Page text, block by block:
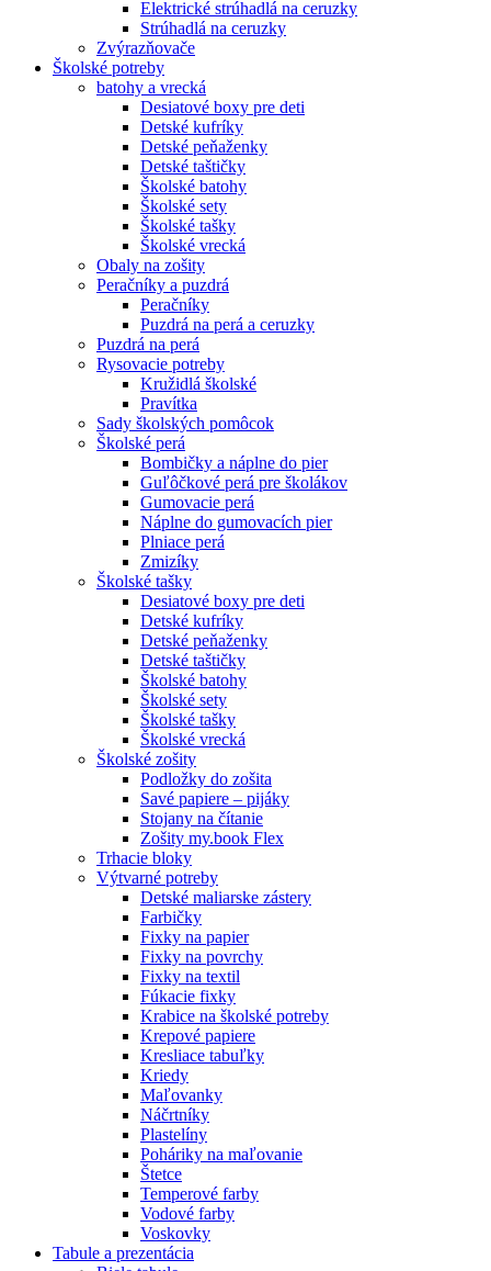
Elektrické strúhadlá na ceruzky
Strúhadlá na ceruzky
Zvýrazňovače
Školské potreby
batohy a vrecká
Desiatové boxy pre deti
Detské kufríky
Detské peňaženky
Detské taštičky
Školské batohy
Školské sety
Školské tašky
Školské vrecká
Obaly na zošity
Peračníky a puzdrá
Peračníky
Puzdrá na perá a ceruzky
Puzdrá na perá
Rysovacie potreby
Kružidlá školské
Pravítka
Sady školských pomôcok
Školské perá
Bombičky a náplne do pier
Guľôčkové perá pre školákov
Gumovacie perá
Náplne do gumovacích pier
Plniace perá
Zmizíky
Školské tašky
Desiatové boxy pre deti
Detské kufríky
Detské peňaženky
Detské taštičky
Školské batohy
Školské sety
Školské tašky
Školské vrecká
Školské zošity
Podložky do zošita
Savé papiere – pijáky
Stojany na čítanie
Zošity my.book Flex
Trhacie bloky
Výtvarné potreby
Detské maliarske zástery
Farbičky
Fixky na papier
Fixky na povrchy
Fixky na textil
Fúkacie fixky
Krabice na školské potreby
Krepové papiere
Kresliace tabuľky
Kriedy
Maľovanky
Náčrtníky
Plastelíny
Poháriky na maľovanie
Štetce
Temperové farby
Vodové farby
Voskovky
Tabule a prezentácia